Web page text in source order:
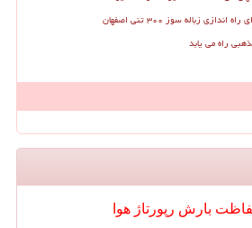
زباله سوز ۳۰۰ تنی اصفهان
راه می یابد
بارش رپورتاژ هوا